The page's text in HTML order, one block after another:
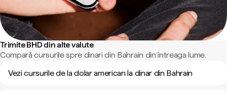
Trimite BHD din alte valute
Compară cursurile spre dinari din Bahrain din întreaga lume.
Vezi cursurile de la dolar american la dinar din Bahrain